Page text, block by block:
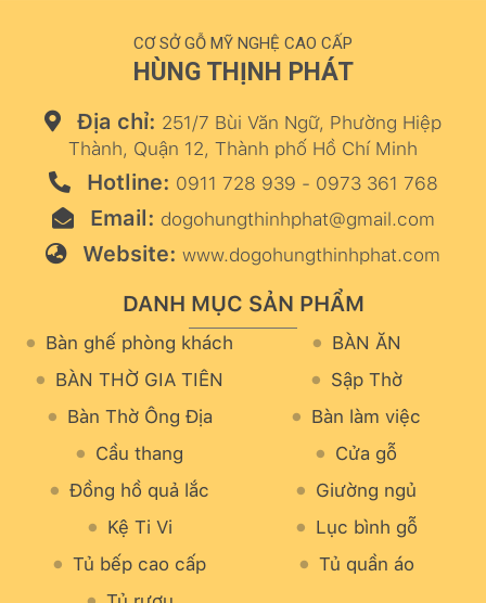
CƠ SỞ GỖ MỸ NGHỆ CAO CẤP
HÙNG THỊNH PHÁT
Địa chỉ: 251/7 Bùi Văn Ngữ, Phường Hiệp
Thành, Quận 12, Thành phố Hồ Chí Minh
Hotline: 0911 728 939 - 0973 361 768
Email: dogohungthinhphat@gmail.com
Website: www.dogohungthinhphat.com
DANH MỤC SẢN PHẨM
Bàn ghế phòng khách
BÀN ĂN
BÀN THỜ GIA TIÊN
Sập Thờ
Bàn Thờ Ông Địa
Bàn làm việc
Cầu thang
Cửa gỗ
Đồng hồ quả lắc
Giường ngủ
Kệ Ti Vi
Lục bình gỗ
Tủ bếp cao cấp
Tủ quần áo